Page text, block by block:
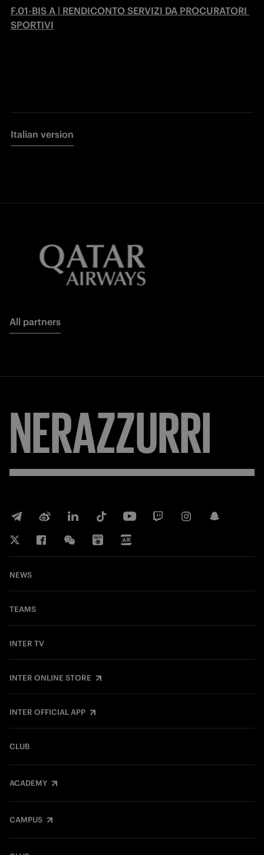
F.01-BIS A | RENDICONTO SERVIZI DA PROCURATORI
SPORTIVI
Italian version
All partners
NERAZZURRI
NEWS
TEAMS
INTER TV
INTER ONLINE STORE
INTER OFFICIAL APP
CLUB
ACADEMY
CAMPUS